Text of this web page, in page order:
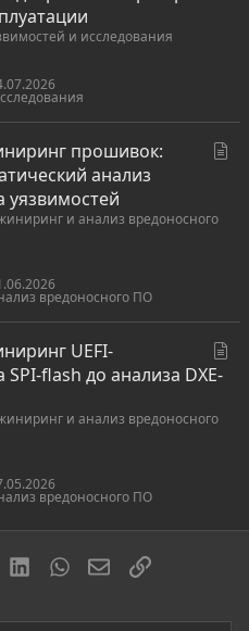
и исследования
прошивок:
анализ
уязвимостей
и анализ вредоносного
вредоносного ПО
UEFI-
flash до анализа DXE-
и анализ вредоносного
вредоносного ПО
LinkedInWhatsAppЭлектронная
Ссылка